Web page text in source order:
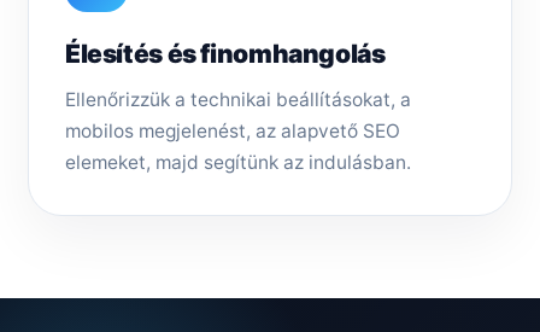
Élesítés és finomhangolás
Ellenőrizzük a technikai beállításokat, a
mobilos megjelenést, az alapvető SEO
elemeket, majd segítünk az indulásban.